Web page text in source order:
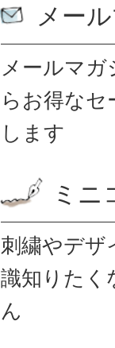
メー
メールマ
ら お得なセ
します
ミニ
刺繍やデザ
識知りたく
ん